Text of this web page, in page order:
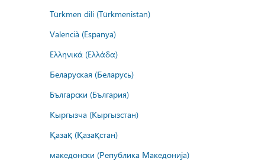
Türkmen dili (Türkmenistan)
Valencià (Espanya)
Ελληνικά (Ελλάδα)
Беларуская (Беларусь)
Български (България)
Кыргызча (Кыргызстан)
Қазақ (Қазақстан)
македонски (Република Македонија)